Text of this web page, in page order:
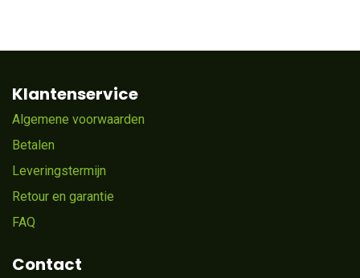
Klantenservice
Algemene voorwaarden
Betalen
Leveringstermijn
Retour en garantie
FAQ
Contact